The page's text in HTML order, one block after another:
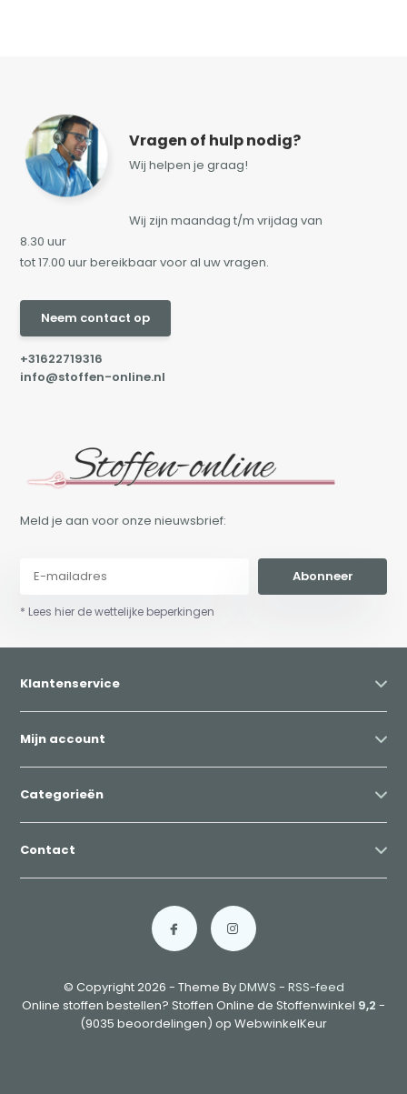
Vragen of hulp nodig?
Wij helpen je graag!
Wij zijn maandag t/m vrijdag van
8.30 uur
tot 17.00 uur bereikbaar voor al uw vragen.
Neem contact op
+31622719316
info@stoffen-online.nl
Meld je aan voor onze nieuwsbrief:
Abonneer
* Lees hier de wettelijke beperkingen
Klantenservice
Mijn account
Categorieën
Contact
© Copyright 2026 - Theme ByDMWS - RSS-feed
Online stoffen bestellen? Stoffen Online de Stoffenwinkel 9,2 -
(9035 beoordelingen) op WebwinkelKeur